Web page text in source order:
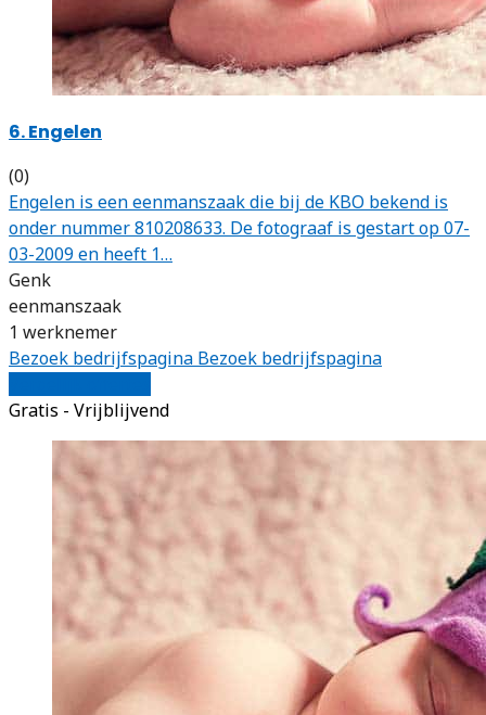
6. Engelen
(0)
Engelen is een eenmanszaak die bij de KBO bekend is
onder nummer 810208633. De fotograaf is gestart op 07-
03-2009 en heeft 1…
Genk
eenmanszaak
1 werknemer
Bezoek bedrijfspagina Bezoek bedrijfspagina
Gratis - Vrijblijvend